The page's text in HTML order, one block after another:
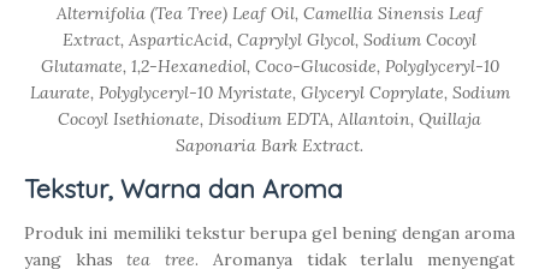
Alternifolia (Tea Tree) Leaf Oil, Camellia Sinensis Leaf
Extract, AsparticAcid, Caprylyl Glycol, Sodium Cocoyl
Glutamate, 1,2-Hexanediol, Coco-Glucoside, Polyglyceryl-10
Laurate, Polyglyceryl-10 Myristate, Glyceryl Coprylate, Sodium
Cocoyl Isethionate, Disodium EDTA, Allantoin, Quillaja
Saponaria Bark Extract.
Tekstur, Warna dan Aroma
Produk ini memiliki tekstur berupa gel bening dengan aroma
yang khastea tree. Aromanya tidak terlalu menyengat